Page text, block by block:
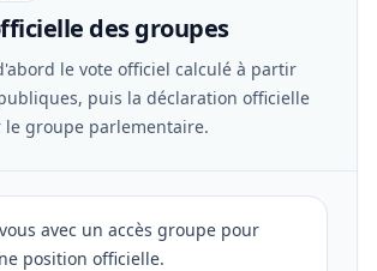
des groupes
le vote officiel calculé à partir
puis la déclaration officielle
groupe parlementaire.
avec un accès groupe pour
position officielle.